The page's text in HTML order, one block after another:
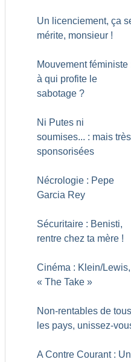
Un licenciement, ça
mérite, monsieur !
Mouvement féministe
à qui profite le
sabotage ?
Ni Putes ni
soumises... : mais très
sponsorisées
Nécrologie : Pepe
Garcia Rey
Sécuritaire : Benisti,
rentre chez ta mère !
Cinéma : Klein/Lewis,
« The Take »
Non-rentables de tous
les pays, unissez-
A Contre Courant :